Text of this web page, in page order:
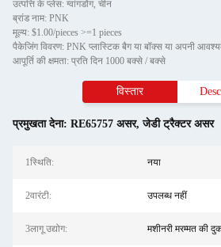
उत्पत्ति के प्लेस: ग्वांगडोंग, चीन
ब्रांड नाम: PNK
मूल्य: $1.00/pieces >=1 pieces
पैकेजिंग विवरण: PNK प्लास्टिक बैग या बॉक्स या अपनी
आपूर्ति की क्षमता: प्रति दिन 1000 बक्से / बक्से
विस्तार
प्रमुखता देना: RE65757 असर,जेडी ट्रैक्टर असर
1स्थिति: नया
2वारंटी: उपलब्ध नहीं
3लागू उद्योग: मशीनरी मरम्मत की